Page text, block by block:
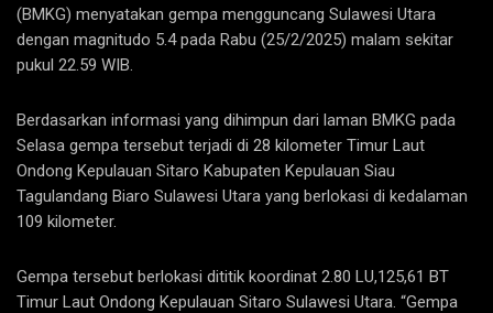
(BMKG) menyatakan gempa mengguncang Sulawesi Utara
dengan magnitudo 5.4 pada Rabu (25/2/2025) malam sekitar
pukul 22.59 WIB.
Berdasarkan informasi yang dihimpun dari laman BMKG pada
Selasa gempa tersebut terjadi di 28 kilometer Timur Laut
Ondong Kepulauan Sitaro Kabupaten Kepulauan Siau
Tagulandang Biaro Sulawesi Utara yang berlokasi di kedalaman
109 kilometer.
Gempa tersebut berlokasi dititik koordinat 2.80 LU,125,61 BT
Timur Laut Ondong Kepulauan Sitaro Sulawesi Utara. “Gempa